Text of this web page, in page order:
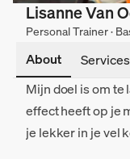
Lisanne Van
Personal Trainer ·
About Services
Mijn doel is om
effect heeft op je
je lekker in je vel